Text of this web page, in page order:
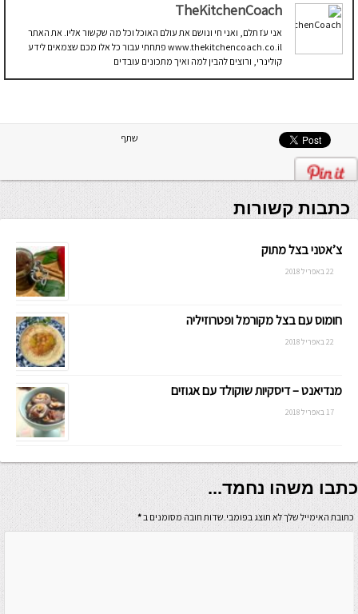
TheKitchenCoach
אני עֹז תלם, ואני חי ונושם את עולם האוכל וכל מה שקשור אליו. את האתר
www.thekitchencoach.co.il פתחתי עבור כל אלו מכם שצמאים לידע
קולינרי, ורוצים להבין למה ואיך מתכונים עובדים
שתף
כתבות קשורות
צ’אטני בצל מתוק
22 באפריל 2018
חומוס עם בצל מקורמל ופטרוזיליה
22 באפריל 2018
מנדיאנט – דיסקיות שוקולד עם אגוזים
17 באפריל 2018
כתבו משהו נחמד...
כתובת האימייל שלך לא תוצג בפומבי.שדות חובה מסומנים ב*